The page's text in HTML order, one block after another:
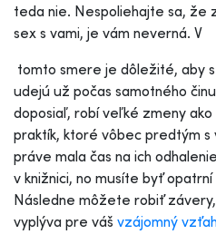
teda nie. Nespoliehajte sa, že
sex s vami, je vám neverná. V
tomto smere je dôležité, aby
udejú už počas samotného
doposiaľ, robí veľké zmeny
praktík, ktoré vôbec predtým s
práve mala čas na ich
v knižnici, no musíte byť
Následne môžete robiť
vyplýva pre váš vzájomný